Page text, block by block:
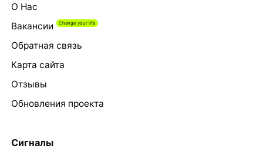
О Нас
Вакансии
Обратная связь
Карта сайта
Отзывы
Обновления проекта
Сигналы